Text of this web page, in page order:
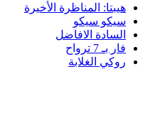
هيبتا: المناظرة الأخيرة
سيكو سيكو
السادة الافاضل
فار بـ 7 ترواح
روكي الغلابة